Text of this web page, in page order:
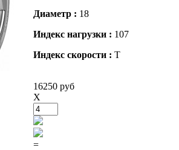
Диаметр : 18
Индекс нагрузки : 107
Индекс скорости : T
16250 руб
X
=